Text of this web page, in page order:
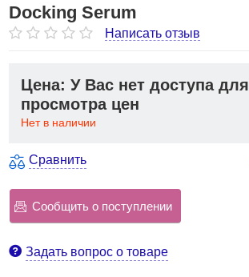
Docking Serum
Написать отзыв
Цена: У Вас нет доступа для
просмотра цен
Нет в наличии
Сравнить
Сообщить о поступлении
Задать вопрос о товаре